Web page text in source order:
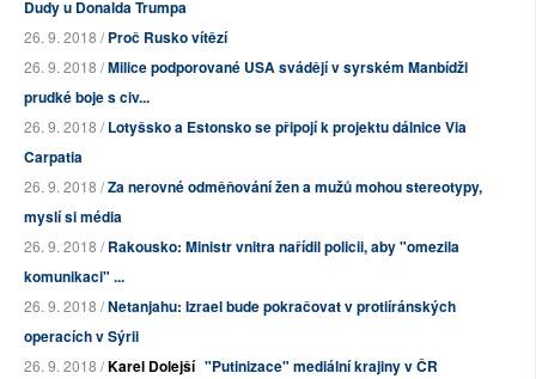
Dudy u Donalda Trumpa
26. 9. 2018 /Proč Rusko vítězí
26. 9. 2018 /Milice podporované USA svádějí v syrském Manbídži
prudké boje s civ...
26. 9. 2018 /Lotyšsko a Estonsko se připojí k projektu dálnice Via
Carpatia
26. 9. 2018 /Za nerovné odměňování žen a mužů mohou stereotypy,
myslí si média
26. 9. 2018 /Rakousko: Ministr vnitra nařídil policii, aby "omezila
komunikaci" ...
26. 9. 2018 /Netanjahu: Izrael bude pokračovat v protiíránských
operacích v Sýrii
26. 9. 2018 /Karel Dolejší "Putinizace" mediální krajiny v ČR